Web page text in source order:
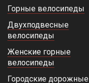
Горные велосипеды
Двухподвесные
велосипеды
Женские горные
велосипеды
Городские дорожные